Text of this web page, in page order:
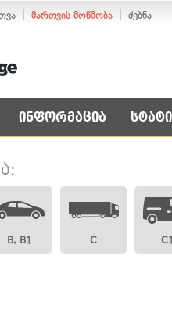
მართვის მოწმობა ძებნა
ინფორმაცია
B, B1 C